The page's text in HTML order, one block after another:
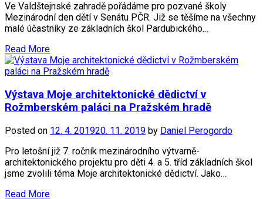
Ve Valdštejnské zahradě pořádáme pro pozvané školy
Mezinárodní den dětí v Senátu PČR. Již se těšíme na všechny
malé účastníky ze základních škol Pardubického…
Read More
Výstava Moje architektonické dědictví v
Rožmberském paláci na Pražském hradě
Posted on 12. 4. 201920. 11. 2019 by Daniel Perogordo
Pro letošní již 7. ročník mezinárodního výtvarně-
architektonického projektu pro děti 4. a 5. tříd základních škol
jsme zvolili téma Moje architektonické dědictví. Jako…
Read More